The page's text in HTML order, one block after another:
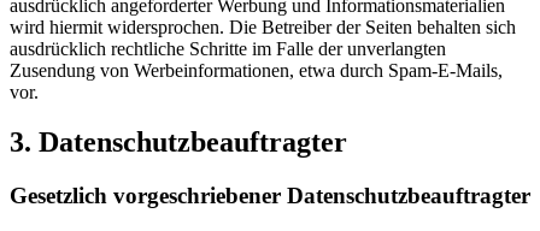
ausdrücklich angeforderter Werbung und Informationsmaterialien
wird hiermit widersprochen. Die Betreiber der Seiten behalten sich
ausdrücklich rechtliche Schritte im Falle der unverlangten
Zusendung von Werbeinformationen, etwa durch Spam-E-Mails,
vor.
3. Datenschutzbeauftragter
Gesetzlich vorgeschriebener Datenschutzbeauftragter